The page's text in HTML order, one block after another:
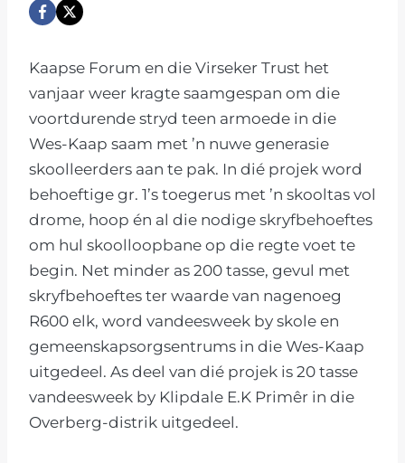
Kaapse Forum en die Virseker Trust het
vanjaar weer kragte saamgespan om die
voortdurende stryd teen armoede in die
Wes-Kaap saam met ’n nuwe generasie
skoolleerders aan te pak. In dié projek word
behoeftige gr. 1’s toegerus met ’n skooltas vol
drome, hoop én al die nodige skryfbehoeftes
om hul skoolloopbane op die regte voet te
begin. Net minder as 200 tasse, gevul met
skryfbehoeftes ter waarde van nagenoeg
R600 elk, word vandeesweek by skole en
gemeenskapsorgsentrums in die Wes-Kaap
uitgedeel. As deel van dié projek is 20 tasse
vandeesweek by Klipdale E.K Primêr in die
Overberg-distrik uitgedeel.